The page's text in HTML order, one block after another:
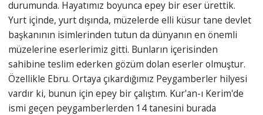
durumunda. Hayatımız boyunca epey bir eser ürettik.
Yurt içinde, yurt dışında, müzelerde elli küsur tane devlet
başkanının isimlerinden tutun da dünyanın en önemli
müzelerine eserlerimiz gitti. Bunların içerisinden
sahibine teslim ederken gözüm dolan eserler olmuştur.
Özellikle Ebru. Ortaya çıkardığımız Peygamberler hilyesi
vardır ki, bunun için epey bir çalıştım. Kur'an-ı Kerim'de
ismi geçen peygamberlerden 14 tanesini burada